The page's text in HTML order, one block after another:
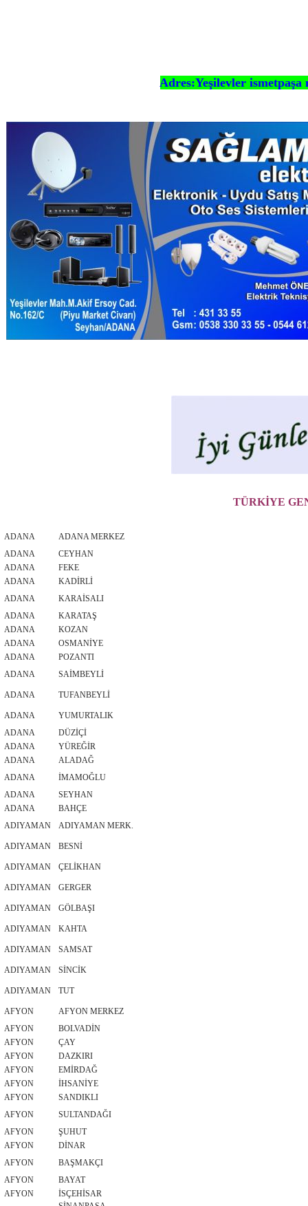
Adres:Yeşilevler
TÜRKİYE
ADANA
ADANA MERKEZ
ADANA
CEYHAN
ADANA
FEKE
ADANA
KADİRLİ
ADANA
KARAİSALI
ADANA
KARATAŞ
ADANA
KOZAN
ADANA
OSMANİYE
ADANA
POZANTI
ADANA
SAİMBEYLİ
ADANA TUFANBEYLİ
ADANA
YUMURTALIK
ADANA
DÜZİÇİ
ADANA
YÜREĞİR
ADANA
ALADAĞ
ADANA
İMAMOĞLU
ADANA
SEYHAN
ADANA
BAHÇE
ADIYAMAN
ADIYAMAN MERK.
ADIYAMAN BESNİ
ADIYAMAN ÇELİKHAN
ADIYAMAN GERGER
ADIYAMAN GÖLBAŞI
ADIYAMAN KAHTA
ADIYAMAN SAMSAT
ADIYAMAN SİNCİK
ADIYAMAN TUT
AFYON
AFYON MERKEZ
AFYON
BOLVADİN
AFYON
ÇAY
AFYON
DAZKIRI
AFYON
EMİRDAĞ
AFYON
İHSANİYE
AFYON
SANDIKLI
AFYON
SULTANDAĞI
AFYON
ŞUHUT
AFYON
DİNAR
AFYON
BAŞMAKÇI
AFYON
BAYAT
AFYON
İSÇEHİSAR